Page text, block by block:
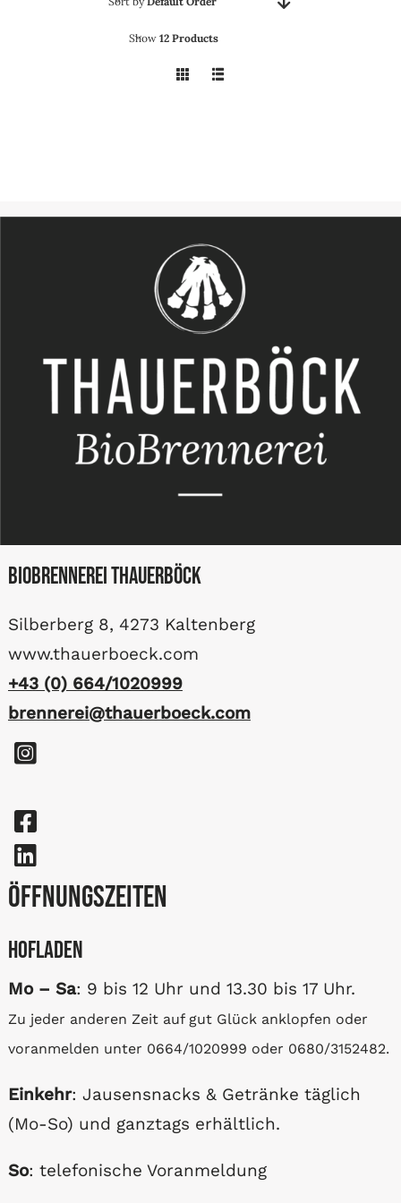
Show 12 Products
BioBrennerei Thauerböck
Silberberg 8, 4273 Kaltenberg
www.thauerboeck.com
+43 (0) 664/1020999
brennerei@thauerboeck.com
Öffnungszeiten
Hofladen
Mo – Sa: 9 bis 12 Uhr und 13.30 bis 17 Uhr.
Zu jeder anderen Zeit auf gut Glück anklopfen oder
voranmelden unter 0664/1020999 oder 0680/3152482.
Einkehr: Jausensnacks & Getränke täglich
(Mo-So) und ganztags erhältlich.
So: telefonische Voranmeldung